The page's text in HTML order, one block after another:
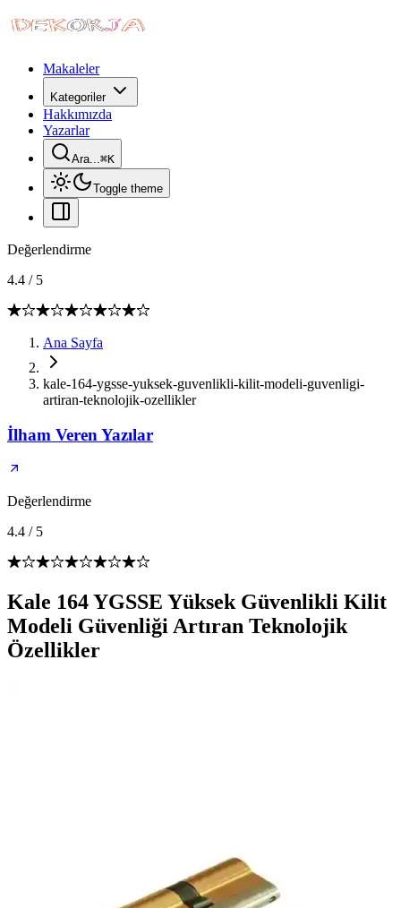
Makaleler
Kategoriler
Hakkımızda
Yazarlar
Ara...⌘K
Toggle theme
Değerlendirme
4.4 / 5
Ana Sayfa
kale-164-ygsse-yuksek-guvenlikli-kilit-modeli-guvenligi-
artiran-teknolojik-ozellikler
İlham Veren Yazılar
Değerlendirme
4.4 / 5
Kale 164 YGSSE Yüksek Güvenlikli Kilit
Modeli Güvenliği Artıran Teknolojik
Özellikler